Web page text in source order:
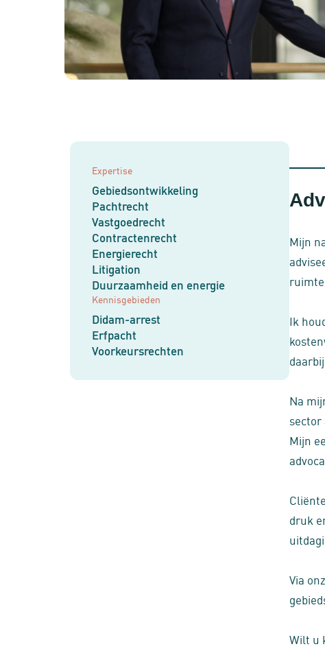
Expertise
Gebiedsontwikkeling
Pachtrecht
Vastgoedrecht
Contractenrecht
Energierecht
Litigation
Duurzaamheid en energie
Kennisgebieden
Didam-arrest
Erfpacht
Voorkeursrechten
Mijn
Ik
Na
sector
Mijn
druk
Via
Wilt u